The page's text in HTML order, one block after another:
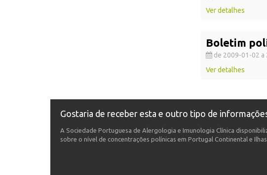
Ver detalhes
Boletim
de 2009-01-02 a
Ver detalhes
Gostaria de receber esta e outro tipo de
A Sociedade Portuguesa de Alergologia e Imunologia Clínica
sobre o nível de concentrações polínicas em Portugal Continental e